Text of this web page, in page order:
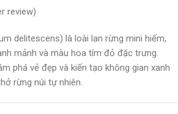
review)
delitescens) là loài lan rừng mini hiếm,
mảnh và màu hoa tím đỏ đặc trưng.
phá vẻ đẹp và kiến tạo không gian xanh
rừng núi tự nhiên.